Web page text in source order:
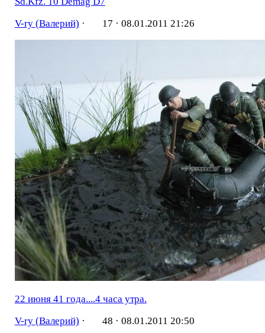
V-ry (Валерий) · 17 · 08.01.2011 21:26
22 июня 41 года....4 часа утра.
V-ry (Валерий) · 48 · 08.01.2011 20:50